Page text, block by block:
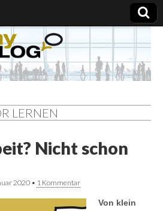
LERNEN
Nicht schon
2020 • 1 Kommentar
Von klein